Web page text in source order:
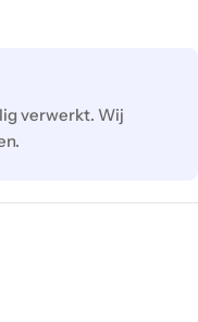
verwerkt. Wij